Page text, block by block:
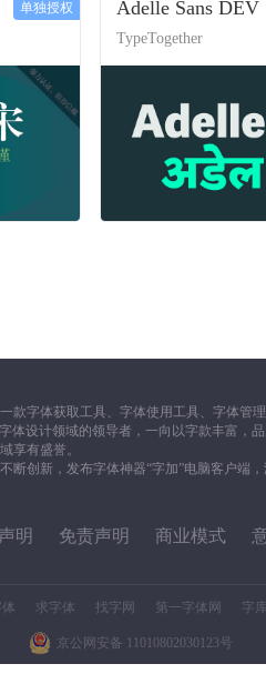
单独授权 Adelle Sans DEV
TypeTogether
款字体获取工具、字体使用工具、字体管
体设计领域的领导者，一向以字款丰富，
享有盛誉。
断创新，发布字体神器“字加”电脑客户端
明 免责声明 商业模式
求字体 找字网 第一字体网 字
京公网安备 11010802030123号